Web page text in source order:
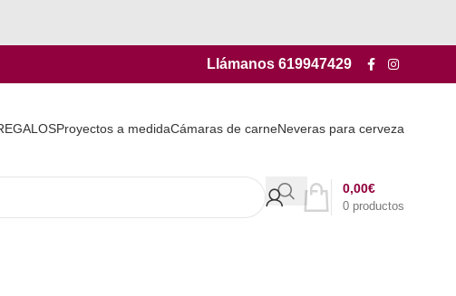
Llámanos 619947429
Proyectos a medidaCámaras de carneNeveras para cerveza
0 productos
0,00€